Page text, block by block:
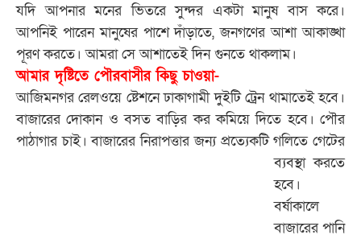
যদি আপনার মনের ভিতরে সুন্দর একটা মানুষ বাস করে।
আপনিই পারেন মানুষের পাশে দাঁড়াতে, জনগণের আশা আকাঙ্খা
পূরণ করতে। আমরা সে আশাতেই দিন গুনতে থাকলাম।
আমার দৃষ্টিতে পৌরবাসীর কিছু চাওয়া-
আজিমনগর রেলওয়ে ষ্টেশনে ঢাকাগামী দুইটি ট্রেন থামাতেই হবে।
বাজারের দোকান ও বসত বাড়ির কর কমিয়ে দিতে হবে। পৌর
পাঠাগার চাই। বাজারেরনিরাপত্তার জন্য প্রত্যেকটি গলিতে গেটের
ব্যবস্থা করতে
হবে।
বর্ষাকালে
বাজারের পানি